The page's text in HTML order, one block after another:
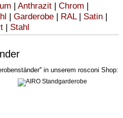
| Anthrazit | Chrom |
| Garderobe | RAL| Satin |
| Stahl
in unserem rosconi Shop: